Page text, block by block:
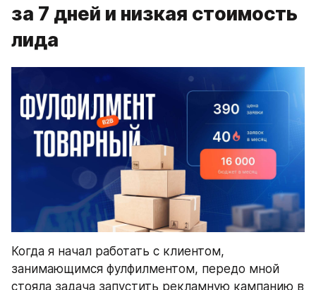
за 7 дней и низкая стоимость
лида
Когда я начал работать с клиентом,
занимающимся фулфилментом, передо мной
стояла задача запустить рекламную кампанию в